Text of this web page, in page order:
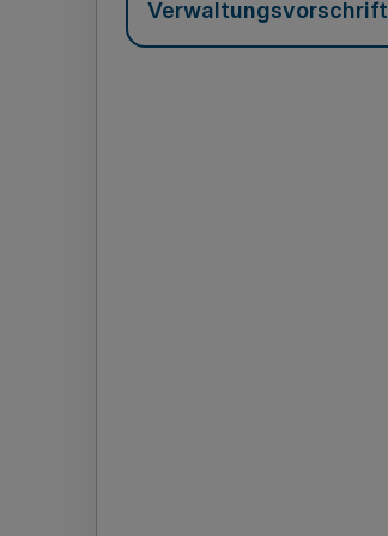
Verwaltungsvorschrift